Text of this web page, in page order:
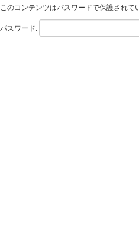
このコンテンツはパスワードで保護されて
パスワード: